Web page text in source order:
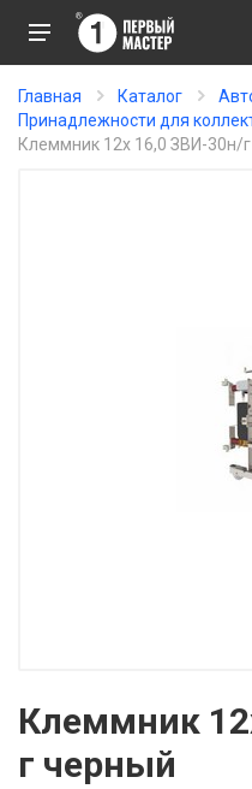
Главная Каталог
Принадлежности для
Клеммник 12х 16,0 ЗВИ-30н/
Клеммник
г черный